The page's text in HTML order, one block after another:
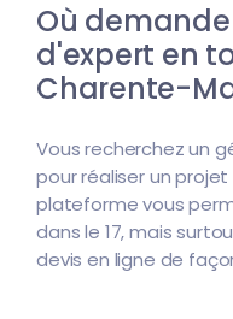
Où
d'expert en
Charente-
Vous recherchez un
pour réaliser un projet
plateforme vous
dans le 17, mais
devis en ligne de